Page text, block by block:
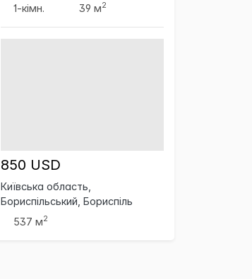
1-кімн.
39 м2
850 USD
Київська область,
Бориспільський, Бориспіль
537 м2